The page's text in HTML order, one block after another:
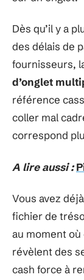
Dès qu’il y a
des délais de
fournisseurs,
d’onglet
référence
coller mal
correspond
A lire aussi :
Vous avez
fichier de
au moment où
révèlent des
cash force à